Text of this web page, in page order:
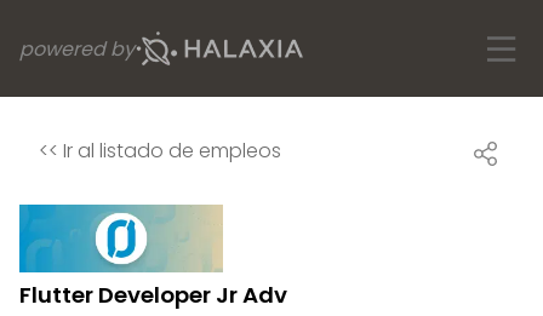
powered by
<< Ir al listado de empleos
Flutter Developer Jr Adv